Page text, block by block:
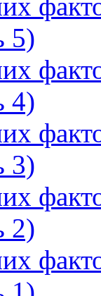
5)
4)
3)
2)